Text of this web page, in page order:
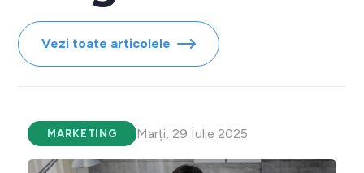
Vezi toate articolele
MARKETING Marți, 29 Iulie 2025